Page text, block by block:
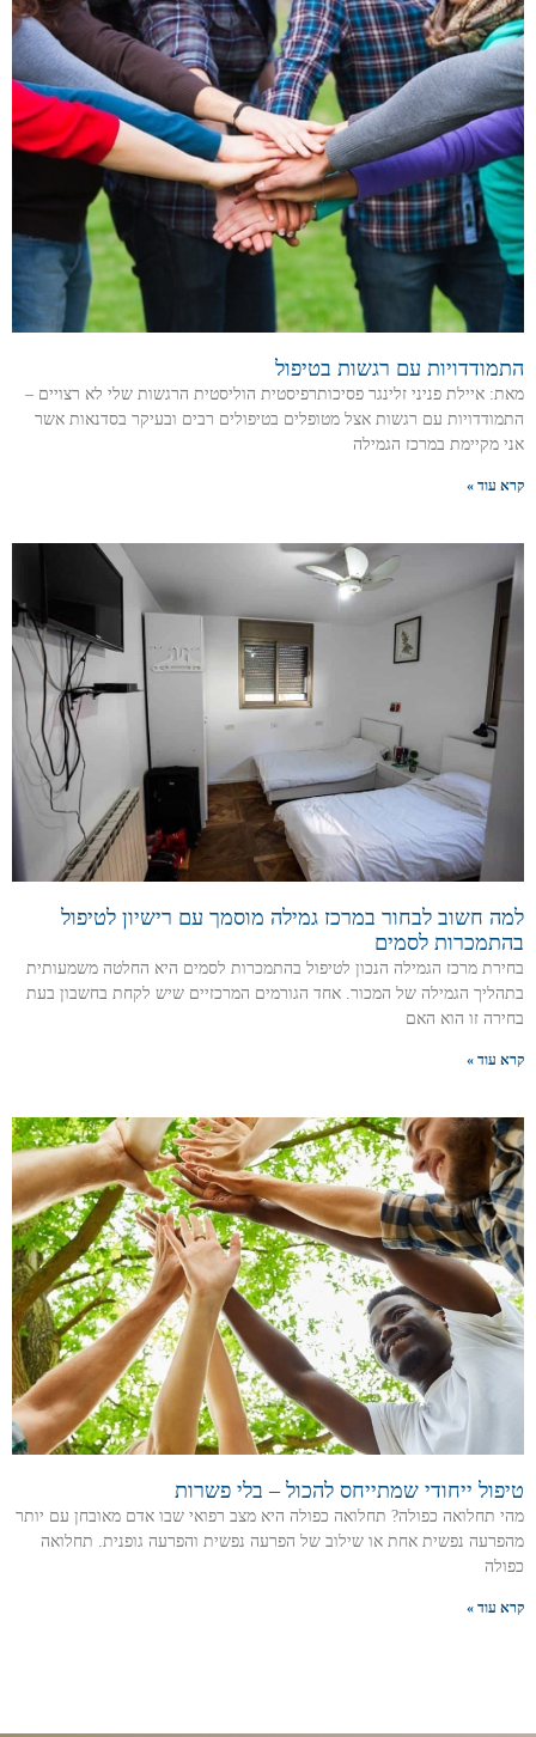
התמודדויות עם רגשות בטיפול
מאת: איילת פניני זלינגר פסיכותרפיסטית הוליסטית הרגשות שלי לא רצויים –
התמודדויות עם רגשות אצל מטופלים בטיפולים רבים ובעיקר בסדנאות אשר
אני מקיימת במרכז הגמילה
קרא עוד »
למה חשוב לבחור במרכז גמילה מוסמך עם רישיון לטיפול
בהתמכרות לסמים
בחירת מרכז הגמילה הנכון לטיפול בהתמכרות לסמים היא החלטה משמעותית
בתהליך הגמילה של המכור. אחד הגורמים המרכזיים שיש לקחת בחשבון בעת
בחירה זו הוא האם
קרא עוד »
טיפול ייחודי שמתייחס להכול – בלי פשרות
מהי תחלואה כפולה? תחלואה כפולה היא מצב רפואי שבו אדם מאובחן עם יותר
מהפרעה נפשית אחת או שילוב של הפרעה נפשית והפרעה גופנית. תחלואה
כפולה
קרא עוד »